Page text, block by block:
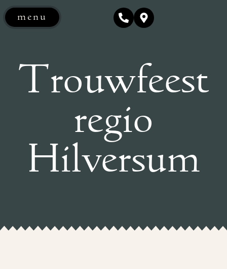
menu
Trouwfeest
regio
Hilversum